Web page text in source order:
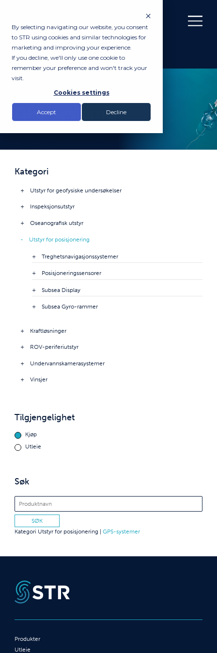
By selecting navigating our website, you consent
to STR using cookies and similar technologies for
marketing and improving your experience.
If you decline, we'll only use one cookie to
remember your preference and won't track your
visit.
Cookies settings
Accept Decline
PRODUKTER
GPS-systemer
Kategori
Utstyr for geofysiske undersøkelser
Inspeksjonsutstyr
Oseanografisk utstyr
Utstyr for posisjonering
Treghetsnavigasjonssystemer
Posisjoneringssensorer
Subsea Display
Subsea Gyro-rammer
Kraftløsninger
ROV-periferiutstyr
Undervannskamerasystemer
Vinsjer
Tilgjengelighet
Kjøp
Utleie
Søk
Kategori Utstyr for posisjonering GPS-systemer
Produkter
Utleie